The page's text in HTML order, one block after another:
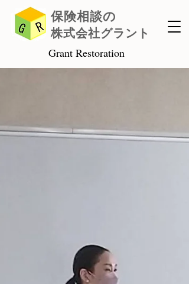
保険相談の
株式会社グラント
Grant Restoration